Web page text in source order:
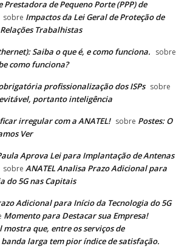
Prestadora de Pequeno Porte (PPP) de
sobre Impactos da Lei Geral de Proteção de
Trabalhistas
Saiba o que é, e como funciona. sobre
como funciona?
profissionalização dos ISPs sobre
portanto inteligência
irregular com a ANATEL! sobre Postes: O
Ver
Aprova Lei para Implantação de Antenas
sobre ANATEL Analisa Prazo Adicional para
do 5G nas Capitais
Adicional para Início da Tecnologia do 5G
Momento para Destacar sua Empresa!
mostra que, entre os serviços de
larga tem pior índice de satisfação.